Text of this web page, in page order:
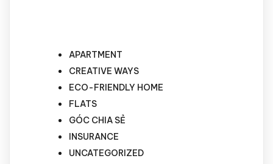
APARTMENT
CREATIVE WAYS
ECO-FRIENDLY HOME
FLATS
GÓC CHIA SẺ
INSURANCE
UNCATEGORIZED